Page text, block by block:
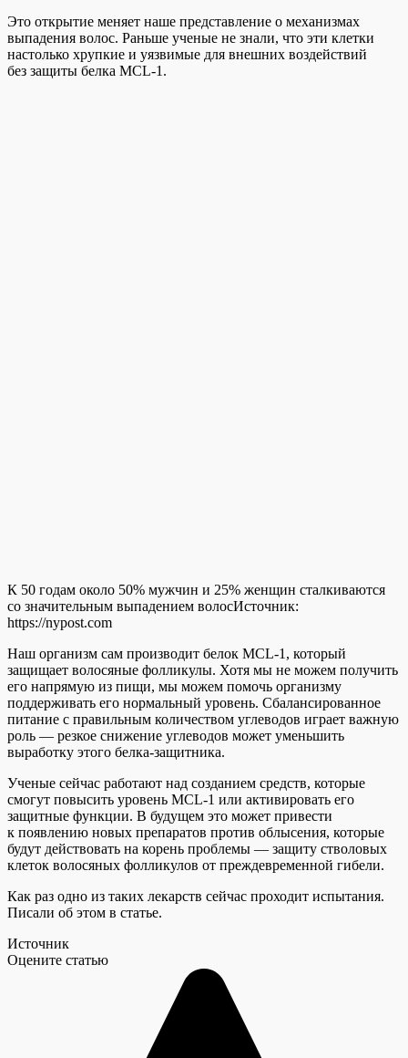
Это открытие меняет наше представление о механизмах
выпадения волос. Раньше ученые не знали, что эти клетки
настолько хрупкие и уязвимые для внешних воздействий
без защиты белка MCL-1.
К 50 годам около 50% мужчин и 25% женщин сталкиваются
со значительным выпадением волосИсточник:
https://nypost.com
Наш организм сам производит белок MCL-1, который
защищает волосяные фолликулы. Хотя мы не можем получить
его напрямую из пищи, мы можем помочь организму
поддерживать его нормальный уровень. Сбалансированное
питание с правильным количеством углеводов играет важную
роль — резкое снижение углеводов может уменьшить
выработку этого белка-защитника.
Ученые сейчас работают над созданием средств, которые
смогут повысить уровень MCL-1 или активировать его
защитные функции. В будущем это может привести
к появлению новых препаратов против облысения, которые
будут действовать на корень проблемы — защиту стволовых
клеток волосяных фолликулов от преждевременной гибели.
Как раз одно из таких лекарств сейчас проходит испытания.
Писали об этом в статье.
Источник
Оцените статью